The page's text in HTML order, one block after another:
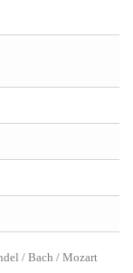
/ Bach / Mozart